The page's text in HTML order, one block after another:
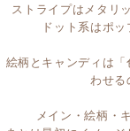
絵柄とキャンディは
メイン・絵柄・
のパーツが違和感が